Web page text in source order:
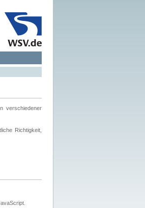
verschiedener
Richtigkeit,